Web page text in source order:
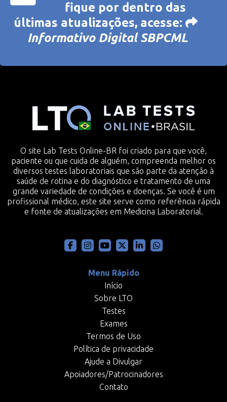
fique por dentro das
últimas atualizações, acesse:
Informativo Digital SBPCML
O site Lab Tests Online-BR foi criado para que você,
paciente ou que cuida de alguém, compreenda melhor os
diversos testes laboratoriais que são parte da atenção à
saúde de rotina e do diagnóstico e tratamento de uma
grande variedade de condições e doenças. Se você é um
profissional médico, este site serve como referência rápida
e fonte de atualizações em Medicina Laboratorial.
Menu Rápido
Início
Sobre LTO
Testes
Exames
Termos de Uso
Política de privacidade
Ajude a Divulgar
Apoiadores/Patrocinadores
Contato